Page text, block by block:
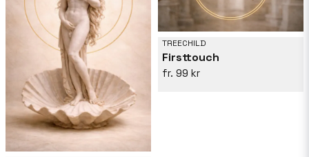
TREECHILD
Firsttouch
99 kr